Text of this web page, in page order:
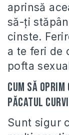
aprinsă
să-ți
cinste.
a te feri de
pofta
Cum să
păcatul
Sunt sigur